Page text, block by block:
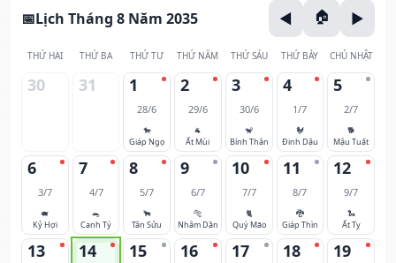
Lịch Tháng 8 Năm 2035
THỨ HAI THỨ BA THỨ TƯ THỨ NĂM THỨ SÁU THỨ BẢY CHỦ NHẬT
30 31 1
28/6
🐎
Giáp Ngọ
2
29/6
🐐
Ất Mùi
3
30/6
🐒
Bính Thân
4
1/7
🐓
Đinh Dậu
5
2/7
🐕
Mậu Tuất
6
3/7
🐖
Kỷ Hợi
7
4/7
🐀
Canh Tý
8
5/7
🐂
Tân Sửu
9
6/7
🐅
Nhâm Dần
10
7/7
🐈
Quý Mão
11
8/7
🐉
Giáp Thìn
12
9/7
🐍
Ất Tỵ
13 14 15 16 17 18 19